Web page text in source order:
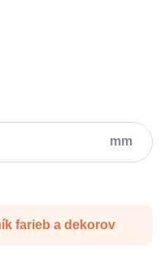
mm
farieb a dekorov